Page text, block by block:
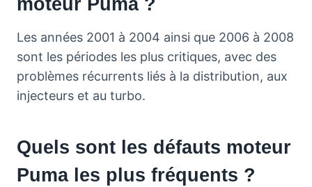
moteur Puma ?
Les années 2001 à 2004 ainsi que 2006 à 2008
sont les périodes les plus critiques, avec des
problèmes récurrents liés à la distribution, aux
injecteurs et au turbo.
Quels sont les défauts moteur
Puma les plus fréquents ?